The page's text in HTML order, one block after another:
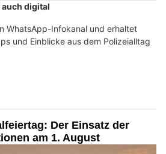
digital
WhatsApp-Infokanal und erhaltet
und Einblicke aus dem Polizeialltag
Der Einsatz der
am 1. August